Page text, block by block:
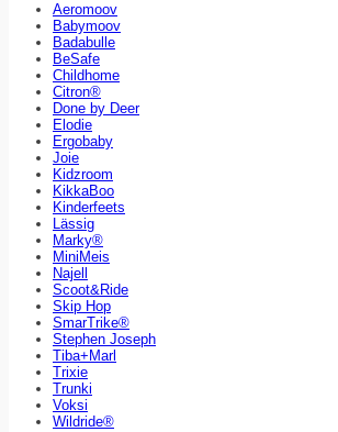
Aeromoov
Babymoov
Badabulle
BeSafe
Childhome
Citron®
Done by Deer
Elodie
Ergobaby
Joie
Kidzroom
KikkaBoo
Kinderfeets
Lässig
Marky®
MiniMeis
Najell
Scoot&Ride
Skip Hop
SmarTrike®
Stephen Joseph
Tiba+Marl
Trixie
Trunki
Voksi
Wildride®